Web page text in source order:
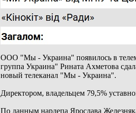
ООО "Мы - Украина" появилось в
группа Украина" Рината Ахметова
новый телеканал "Мы - Украина".
Директором, владельцем 79,5%
По данным нардепа Ярослава